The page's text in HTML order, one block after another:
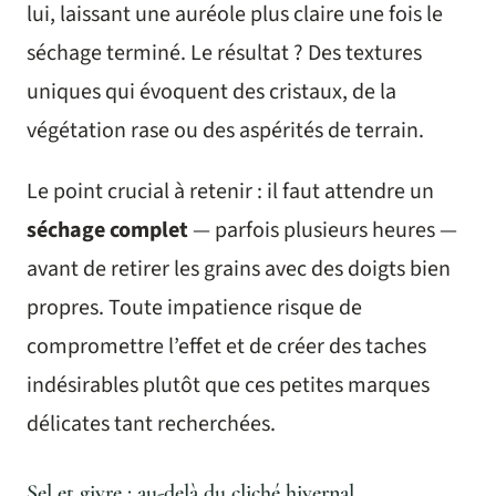
lui, laissant une auréole plus claire une fois le
séchage terminé. Le résultat ? Des textures
uniques qui évoquent des cristaux, de la
végétation rase ou des aspérités de terrain.
Le point crucial à retenir : il faut attendre un
séchage complet— parfois plusieurs heures —
avant de retirer les grains avec des doigts bien
propres. Toute impatience risque de
compromettre l’effet et de créer des taches
indésirables plutôt que ces petites marques
délicates tant recherchées.